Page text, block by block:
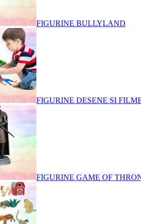
FIGURINE BULLYLAND
FIGURINE DESENE SI
FIGURINE GAME OF